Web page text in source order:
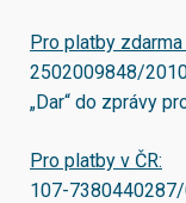
Pro platby zdarma
2502009848/
„Dar“ do zprávy
Pro platby v ČR:
107-